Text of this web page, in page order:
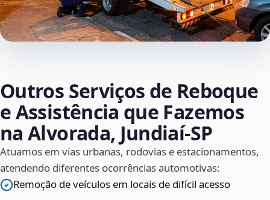
Outros Serviços de Reboque
e Assistência que Fazemos
na Alvorada, Jundiaí‑SP
Atuamos em vias urbanas, rodovias e estacionamentos,
atendendo diferentes ocorrências automotivas:
Remoção de veículos em locais de difícil acesso